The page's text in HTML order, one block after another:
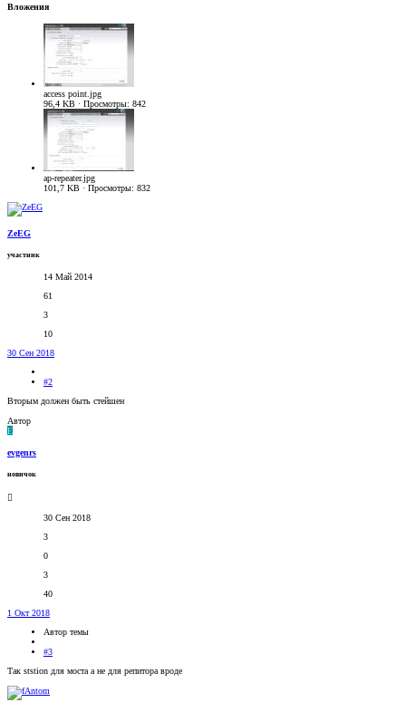
Вложения
access point.jpg
96,4 KB · Просмотры: 842
ap-repeater.jpg
101,7 KB · Просмотры: 832
ZeEG
участник
14 Май 2014
61
3
10
30 Сен 2018
#2
Вторым должен быть стейшен
Автор
E
evgenrs
новичок
30 Сен 2018
3
0
3
40
1 Окт 2018
Автор темы
#3
Так ststion для моста а не для репитора вроде